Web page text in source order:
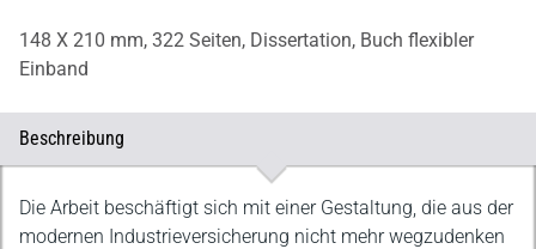
148 X 210 mm, 322 Seiten, Dissertation, Buch flexibler
Einband
Beschreibung
Beschreibung
Die Arbeit beschäftigt sich mit einer Gestaltung, die aus der
modernen Industrieversicherung nicht mehr wegzudenken